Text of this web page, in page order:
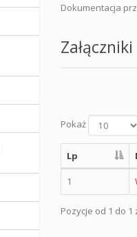
Dokumentacja
Załączniki
Pokaż
Lp
1
Pozycje od 1 do 1